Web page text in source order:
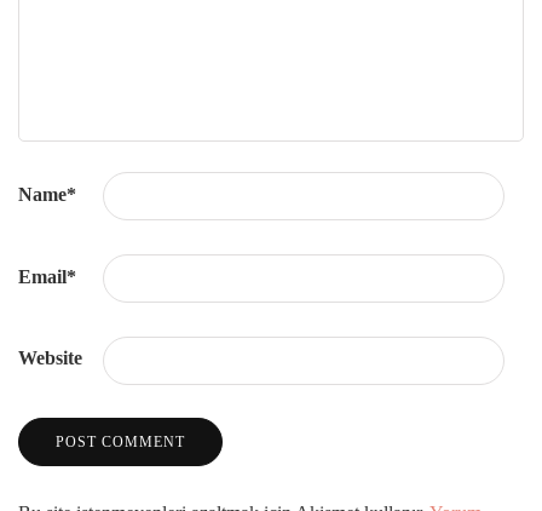
Name*
Email*
Website